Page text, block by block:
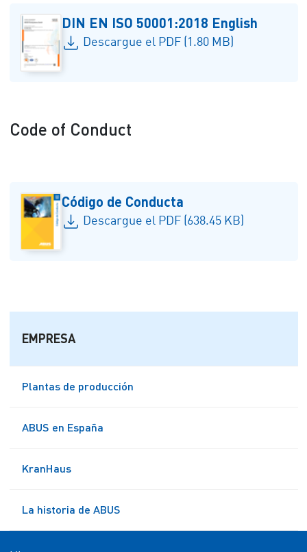
EMPRESA
Plantas de producción
ABUS en España
KranHaus
La historia de ABUS
DIN EN ISO 50001:2018 English
Descargue el PDF (1.80 MB)
Code of Conduct
Código de Conducta
Descargue el PDF (638.45 KB)